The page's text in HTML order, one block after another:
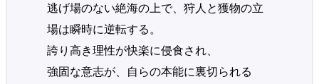
逃げ場のない絶海の上で、狩人と獲物の立
場は瞬時に逆転する。
誇り高き理性が快楽に侵食され、
強固な意志が、自らの本能に裏切られる